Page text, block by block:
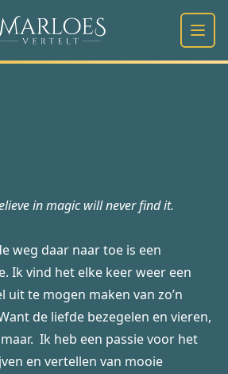
in magic will never find it.
weg daar naar toe is een
Ik vind het elke keer weer een
uit te mogen maken van zo’n
de liefde bezegelen en vieren,
Ik heb een passie voor het
en vertellen van mooie